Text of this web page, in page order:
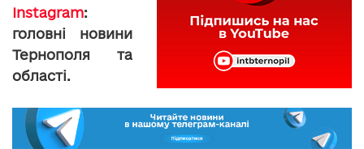
Instagram:
головні новини
Тернополя та
області.